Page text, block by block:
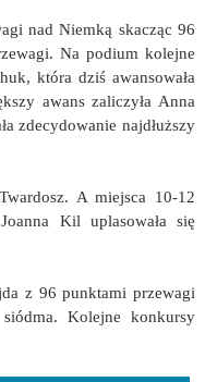
nad Niemką skacząc 96
Na podium kolejne
która dziś awansowała
awans zaliczyła Anna
zdecydowanie najdłuższy
A miejsca 10-12
Kil uplasowała się
z 96 punktami przewagi
Kolejne konkursy